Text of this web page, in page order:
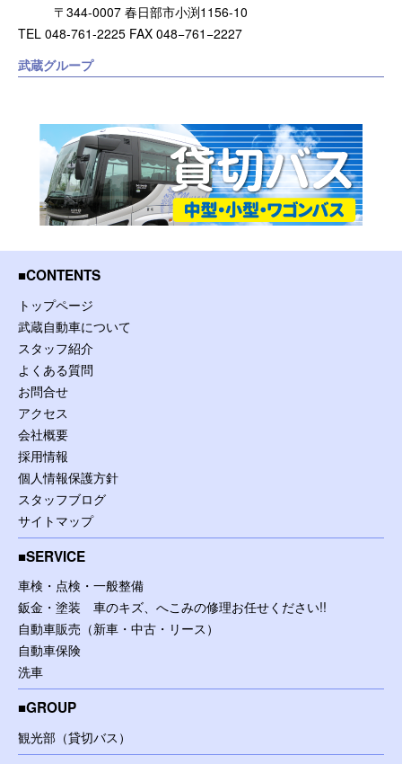
〒344-0007 春日部市小渕1156-10
TEL 048-761-2225 FAX 048−761−2227
武蔵グループ
CONTENTS
トップページ
武蔵自動車について
スタッフ紹介
よくある質問
お問合せ
アクセス
会社概要
採用情報
個人情報保護方針
スタッフブログ
サイトマップ
SERVICE
車検・点検・一般整備
鈑金・塗装 車のキズ、へこみの修理お任せください!!
自動車販売（新車・中古・リース）
自動車保険
洗車
GROUP
観光部（貸切バス）